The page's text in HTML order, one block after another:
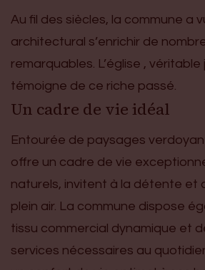
Au fil des siècles, la commune a
architectural s’enrichir de
remarquables. L’église , véritable
témoigne de ce riche passé.
Un cadre de vie idéal
Entourée de paysages
offre un cadre de vie
naturels, invitent à la détente et
plein air. La commune dispose
tissu commercial dynamique et
services nécessaires au